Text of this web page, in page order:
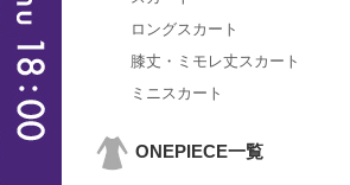
ロングスカート
膝丈・ミモレ丈スカート
ミニスカート
ONEPIECE一覧